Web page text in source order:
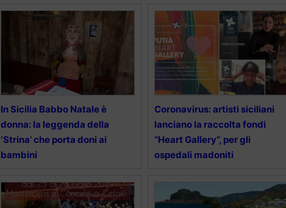
In Sicilia Babbo Natale è
donna: la leggenda della
‘Strina’ che porta doni ai
bambini
Coronavirus: artisti siciliani
lanciano la raccolta fondi
“Heart Gallery”, per gli
ospedali madoniti